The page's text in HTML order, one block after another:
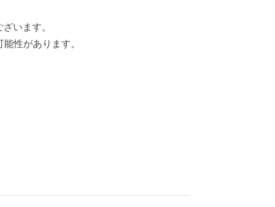
います。
性があります。